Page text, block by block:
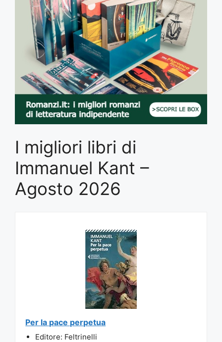
I migliori libri di
Immanuel Kant –
Agosto 2026
Per la pace perpetua
Editore: Feltrinelli